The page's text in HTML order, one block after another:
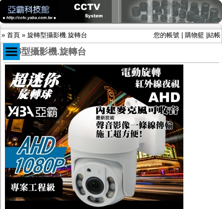
» 首頁 » 旋轉型攝影機.旋轉台 您的帳號 購物籃 結帳
商品目錄
限時促銷特惠專案
IP網路攝影機及錄放影機
AHD DVR數位錄放影機
AHD半球型(適用屋內)
AHD中小型紅外線攝影機(適用騎樓、室內外)
AHD防護罩型攝影機(適用屋外，紅外線照射
距離遠）
AHD特殊功能型攝影機
旋轉型攝影機.旋轉台
傳統高解析攝影機
鏡頭
投光設備
旋轉型攝影機.旋轉台